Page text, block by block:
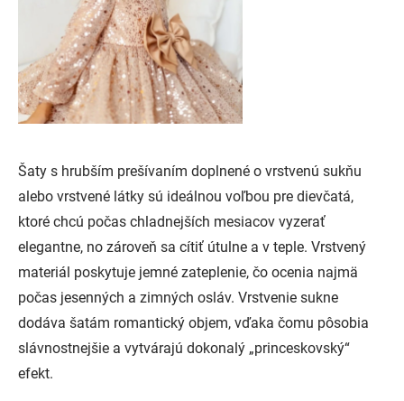
Šaty s hrubším prešívaním doplnené o vrstvenú sukňu
alebo vrstvené látky sú ideálnou voľbou pre dievčatá,
ktoré chcú počas chladnejších mesiacov vyzerať
elegantne, no zároveň sa cítiť útulne a v teple. Vrstvený
materiál poskytuje jemné zateplenie, čo ocenia najmä
počas jesenných a zimných osláv. Vrstvenie sukne
dodáva šatám romantický objem, vďaka čomu pôsobia
slávnostnejšie a vytvárajú dokonalý „princeskovský“
efekt.